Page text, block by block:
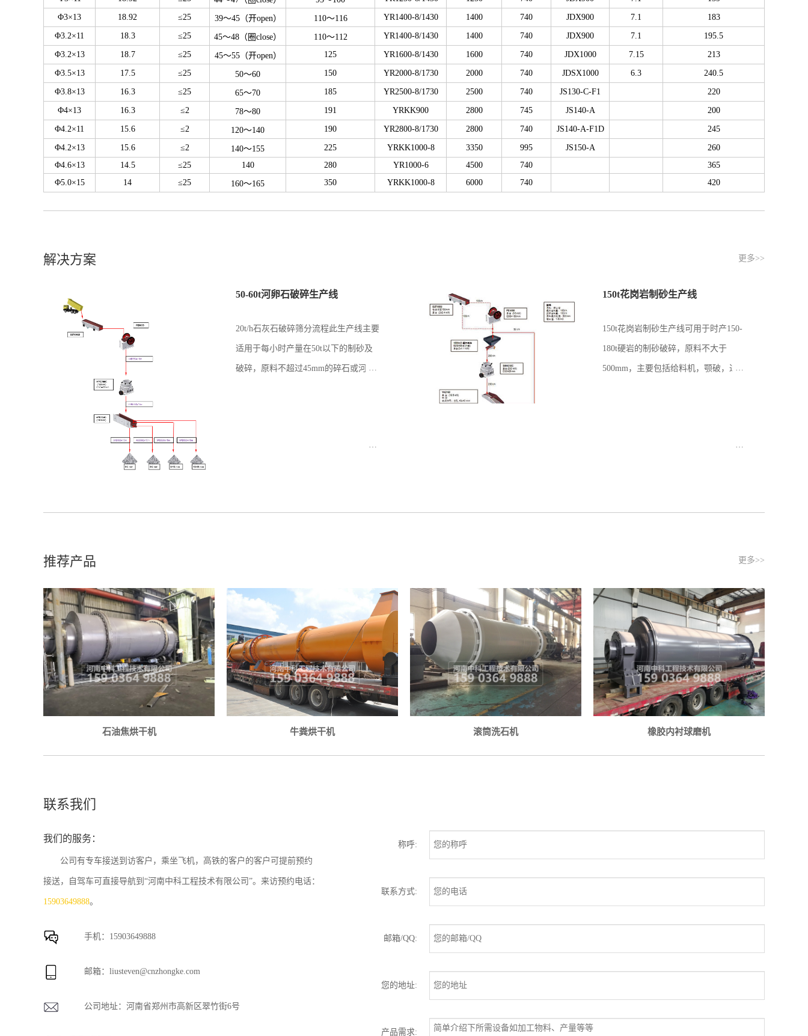
Φ3×13 18.92 ≤25 39～45（开open） 110～116 YR1400-8/1430 1400 740 JDX900 7.1 183
Φ3.2×11 18.3 ≤25 45～48（圈close） 110～112 YR1400-8/1430 1400 740 JDX900 7.1 195.5
Φ3.2×13 18.7 ≤25 45～55（开open） 125 YR1600-8/1430 1600 740 JDX1000 7.15 213
Φ3.5×13 17.5 ≤25 50～60 150 YR2000-8/1730 2000 740 JDSX1000 6.3 240.5
Φ3.8×13 16.3 ≤25 65～70 185 YR2500-8/1730 2500 740 JS130-C-F1 220
Φ4×13 16.3 ≤2 78～80 191 YRKK900 2800 745 JS140-A 200
Φ4.2×11 15.6 ≤2 120～140 190 YR2800-8/1730 2800 740 JS140-A-F1D 245
Φ4.2×13 15.6 ≤2 140～155 225 YRKK1000-8 3350 995 JS150-A
260
Φ4.6×13
14.5 ≤25 140 280 YR1000-6 4500 740
365
Φ5.0×15
14 ≤25 160～165 350 YRKK1000-8 6000 740 420
解决方案 更多>>
50-60t河卵石破碎生产线
20t/h石灰石破碎筛分流程此生产线主要
适用于每小时产量在50t以下的制砂及
破碎，原料不超过45mm的碎石或河卵
150t花岗岩制砂生产线
150t花岗岩制砂生产线可用于时产150-
180t硬岩的制砂破碎，原料不大于
500mm，主要包括给料机，颚破，过度
推荐产品 更多>>
石油焦烘干机 牛粪烘干机 滚筒洗石机 橡胶内衬球磨机
联系我们
我们的服务：
公司有专车接送到访客户，乘坐飞机，高铁的客户的客户可提前预约
接送，自驾车可直接导航到“河南中科工程技术有限公司”。来访预约电话：
15903649888。
手机： 15903649888
邮箱： liusteven@cnzhongke.com
公司地址：河南省郑州市高新区翠竹街6号
称呼:
联系方式:
邮箱/QQ:
您的地址:
产品需求: